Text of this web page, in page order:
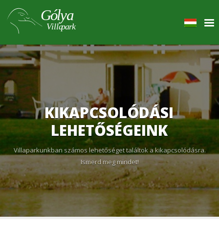
KIKAPCSOLÓDÁSI
LEHETŐSÉGEINK
Villaparkunkban számos lehetőséget találtok a kikapcsolódásra.
Ismerd meg mindet!